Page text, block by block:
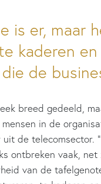
is er, maar
kaderen
de
breed gedeeld,
in de
uit de
ontbreken vaak,
van de